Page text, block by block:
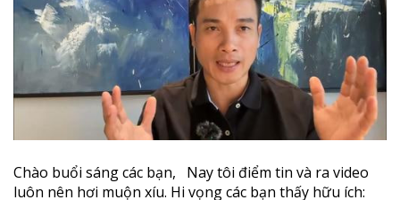
Chào buổi sáng các bạn, Nay tôi điểm tin và ra video
luôn nên hơi muộn xíu. Hi vọng các bạn thấy hữu ích: